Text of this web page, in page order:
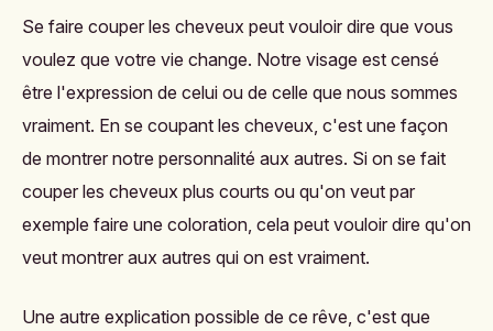
Se faire couper les cheveux peut vouloir dire que vous
voulez que votre vie change. Notre visage est censé
être l'expression de celui ou de celle que nous sommes
vraiment. En se coupant les cheveux, c'est une façon
de montrer notre personnalité aux autres. Si on se fait
couper les cheveux plus courts ou qu'on veut par
exemple faire une coloration, cela peut vouloir dire qu'on
veut montrer aux autres qui on est vraiment.
Une autre explication possible de ce rêve, c'est que